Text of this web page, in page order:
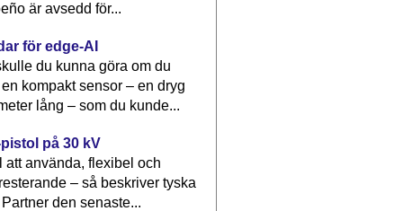
är avsedd för...
för edge-AI
du kunna göra om du
kompakt sensor – en dryg
lång – som du kunde...
på 30 kV
att använda, flexibel och
– så beskriver tyska
den senaste...